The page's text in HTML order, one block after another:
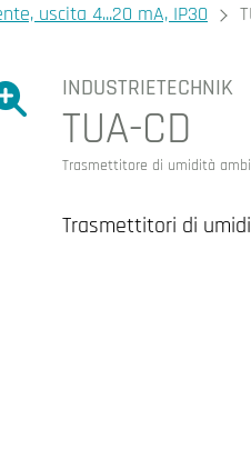
uscita 4...20 mA, IP30
l'immagine.
Ingrandire
INDUSTRIETECHNIK
TUA-CD
Trasmettitore di umidità
Trasmettitori di